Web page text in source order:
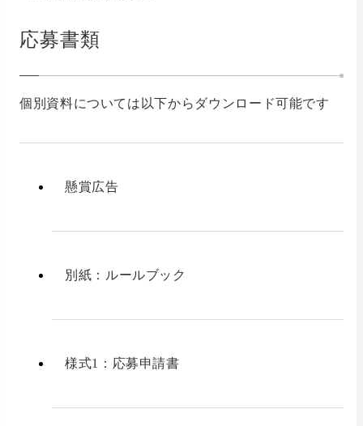
応募書類
個別資料については以下からダウンロード可能です
懸賞広告
別紙：ルールブック
様式1：応募申請書